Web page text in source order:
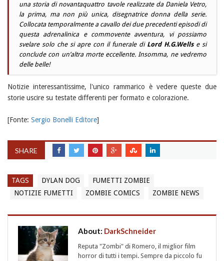
una storia di novantaquattro tavole realizzate da Daniela Vetro,
la prima, ma non più unica, disegnatrice donna della serie.
Collocata temporalmente a cavallo dei due precedenti episodi di
questa adrenalinica e commovente avventura, vi possiamo
svelare solo che si apre con il funerale di Lord H.G.Wellse si
conclude con un’altra morte eccellente. Insomma, ne vedremo
delle belle!
Notizie interessantissime, l'unico rammarico è vedere queste due
storie uscire su testate differenti per formato e colorazione.
[Fonte: Sergio Bonelli Editore]
SHARE
TAGS DYLAN DOG
FUMETTI ZOMBIE
NOTIZIE FUMETTI
ZOMBIE COMICS ZOMBIE NEWS
About: DarkSchneider
Reputa "Zombi" di Romero, il miglior film
horror di tutti i tempi. Sempre da piccolo fu